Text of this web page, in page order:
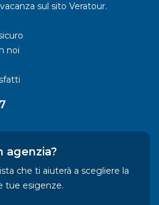
sul sito Veratour.
noi
agenzia?
che ti aiuterà a scegliere la
tue esigenze.